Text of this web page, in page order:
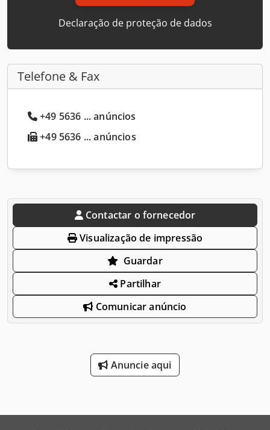
Declaração de proteção de dados
Telefone & Fax
+49 5636 ... anúncios
+49 5636 ... anúncios
Contactar o fornecedor
Visualização de impressão
Guardar
Partilhar
Comunicar anúncio
Anuncie aqui